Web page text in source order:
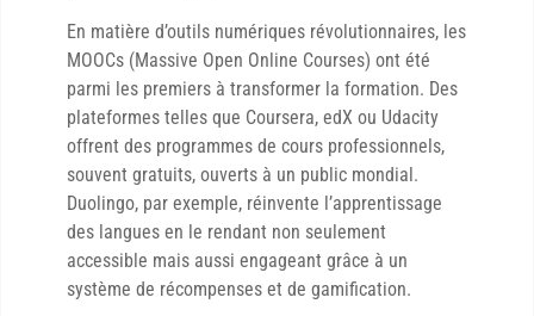
En matière d’outils numériques révolutionnaires, les
MOOCs (Massive Open Online Courses) ont été
parmi les premiers à transformer la formation. Des
plateformes telles que Coursera, edX ou Udacity
offrent des programmes de cours professionnels,
souvent gratuits, ouverts à un public mondial.
Duolingo, par exemple, réinvente l’apprentissage
des langues en le rendant non seulement
accessible mais aussi engageant grâce à un
système de récompenses et de gamification.